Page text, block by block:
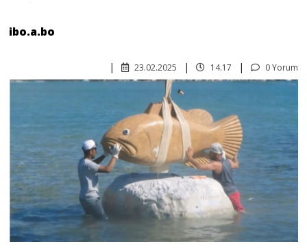
ibo.a.bo
0 Yorum
14.17
23.02.2025